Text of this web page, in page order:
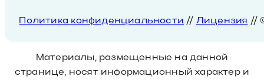
Политика конфиденциальности // Лицензия //
Материалы, размещенные на данной
странице, носят информационный характер и